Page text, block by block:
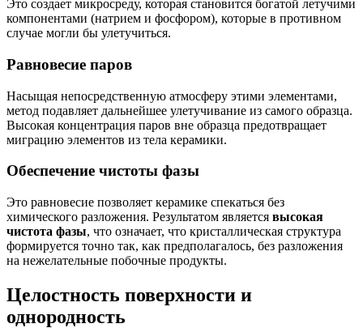
Это создает микросреду, которая становится богатой летучими
компонентами (натрием и фосфором), которые в противном
случае могли бы улетучиться.
Равновесие паров
Насыщая непосредственную атмосферу этими элементами,
метод подавляет дальнейшее улетучивание из самого образца.
Высокая концентрация паров вне образца предотвращает
миграцию элементов из тела керамики.
Обеспечение чистоты фазы
Это равновесие позволяет керамике спекаться без
химического разложения. Результатом является высокая
чистота фазы, что означает, что кристаллическая структура
формируется точно так, как предполагалось, без разложения
на нежелательные побочные продукты.
Целостность поверхности и
однородность